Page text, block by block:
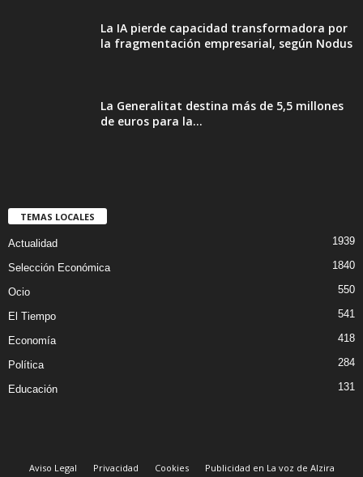
La IA pierde capacidad transformadora por
la fragmentación empresarial, según Nodus
La Generalitat destina más de 5,5 millones
de euros para la...
TEMAS LOCALES
Actualidad 1939
Selección Económica 1840
Ocio 550
El Tiempo 541
Economía 418
Política 284
Educación 131
Aviso Legal Privacidad Cookies Publicidad en La voz de Alzira